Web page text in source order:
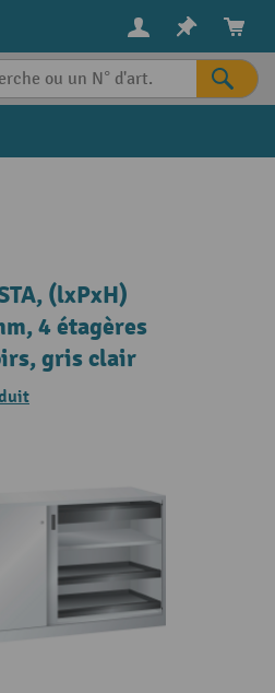
(lxPxH)
4 étagères
gris clair